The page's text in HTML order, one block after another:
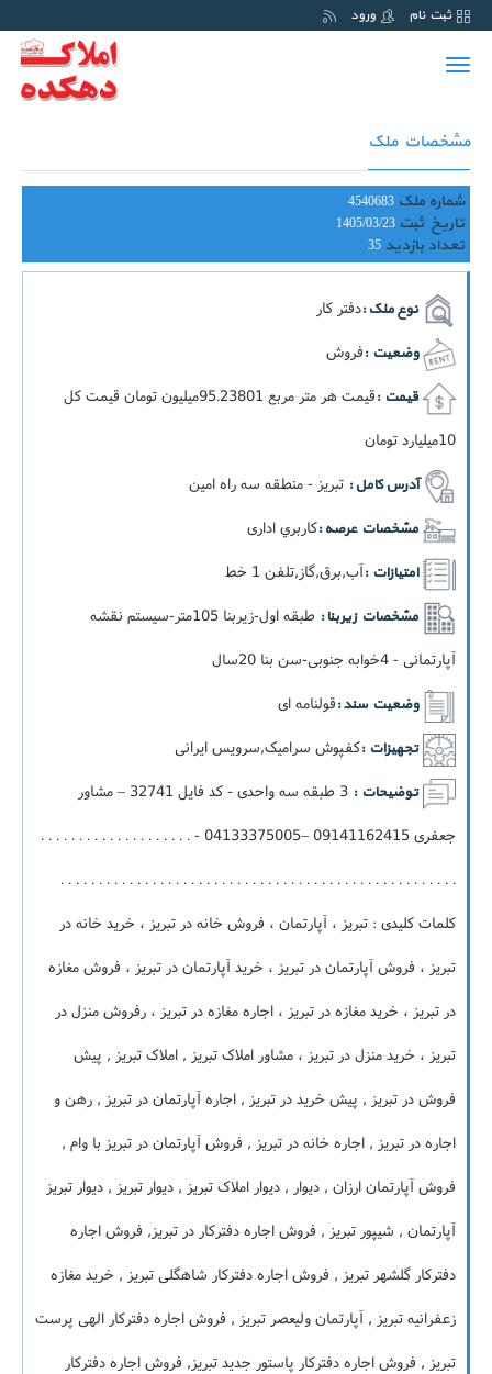
ثبت نام ورود
Toggle
مشخصات ملک
شماره ملک 4540683
تاریخ ثبت 1405/03/23
تعداد بازدید 35
نوع ملک :دفتر کار
وضعیت :فروش
قیمت :
قيمت هر متر مربع 95.23801ميليون تومان قيمت کل
10ميليارد تومان
آدرس کامل : تبریز - منطقه سه راه امین
مشخصات عرصه :کاربري اداری
امتیازات :آب,برق,گاز,تلفن 1 خط
مشخصات زیربنا :
طبقه اول-زيربنا 105متر-سيستم نقشه
آپارتمانی - 4خوابه جنوبی-سن بنا 20سال
وضعیت سند :قولنامه ای
تجهیزات :کفپوش سرامیک,سرویس ایرانی
توضیحات :
3 طبقه سه واحدی - کد فایل 32741 – مشاور
جعفری 09141162415 –04133375005 - . . . . . . . . . . . . . . . . . . . .
. . . . . . . . . . . . . . . . . . . . . . . . . . . . . . . . . . . . . . . . . . . . . . . . . . . .
کلمات کلیدی : تبریز ، آپارتمان ، فروش خانه در تبریز ، خرید خانه در
تبریز ، فروش آپارتمان در تبریز ، خرید آپارتمان در تبریز ، فروش مغازه
در تبریز ، خرید مغازه در تبریز ، اجاره مغازه در تبریز ، رفروش منزل در
تبریز ، خرید منزل در تبریز ، مشاور املاک تبریز , املاک تبریز , پیش
فروش در تبریز , پیش خرید در تبریز , اجاره آپارتمان در تبریز , رهن و
اجاره در تبریز , اجاره خانه در تبریز , فروش آپارتمان در تبریز با وام ,
فروش آپارتمان ارزان , دیوار , دیوار املاک تبریز , دیوار تبریز , دیوار تبریز
آپارتمان , شیپور تبریز , فروش اجاره دفترکار در تبریز, فروش اجاره
دفترکار گلشهر تبریز , فروش اجاره دفترکار شاهگلی تبریز , خرید مغازه
زعفرانیه تبریز , آپارتمان ولیعصر تبریز , فروش اجاره دفترکار الهی پرست
تبریز , فروش اجاره دفترکار پاستور جدید تبریز, فروش اجاره دفترکار